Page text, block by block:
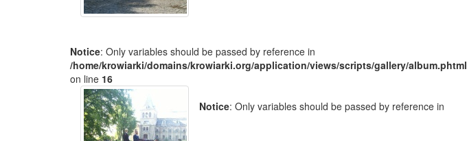
Notice: Only variables should be passed by reference in
/home/krowiarki/domains/krowiarki.org/application/views/scripts/gallery/album.phtml
on line 16
Notice: Only variables should be passed by reference in